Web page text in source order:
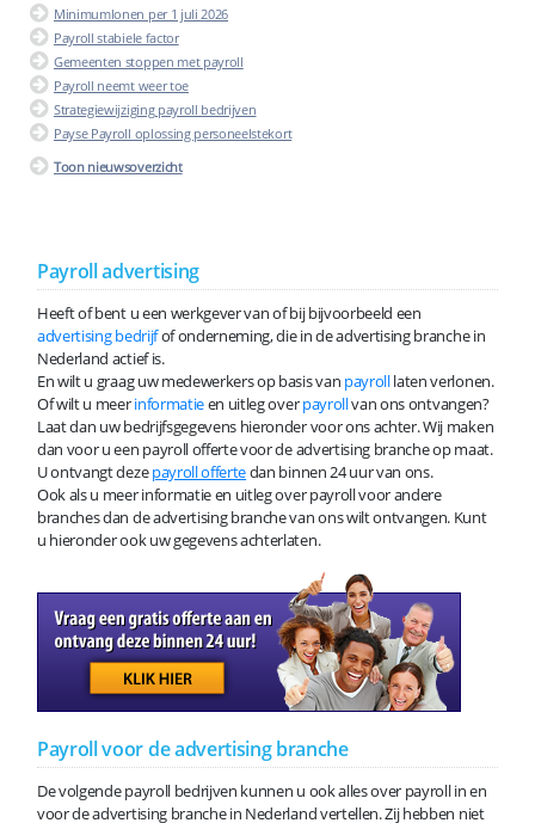
Minimumlonen per 1 juli 2026
Payroll stabiele factor
Gemeenten stoppen met payroll
Payroll neemt weer toe
Strategiewijziging payroll bedrijven
Payse Payroll oplossing personeelstekort
Toon nieuwsoverzicht
Payroll advertising
Heeft of bent u een werkgever van of bij bijvoorbeeld een
advertising bedrijfof onderneming, die in de advertising branche in
Nederland actief is.
En wilt u graag uw medewerkers op basis van payrolllaten verlonen.
Of wilt u meerinformatieen uitleg overpayrollvan ons ontvangen?
Laat dan uw bedrijfsgegevens hieronder voor ons achter. Wij maken
dan voor u een payroll offerte voor de advertising branche op maat.
U ontvangt dezepayroll offertedan binnen 24 uur van ons.
Ook als u meer informatie en uitleg over payroll voor andere
branches dan de advertising branche van ons wilt ontvangen. Kunt
u hieronder ook uw gegevens achterlaten.
Payroll voor de advertising branche
De volgende payroll bedrijven kunnen u ook alles over payroll in en
voor de advertising branche in Nederland vertellen. Zij hebben niet